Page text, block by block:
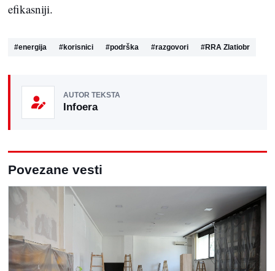
efikasniji.
#energija #korisnici #podrška #razgovori #RRA Zlatiobr
AUTOR TEKSTA
Infoera
Povezane vesti